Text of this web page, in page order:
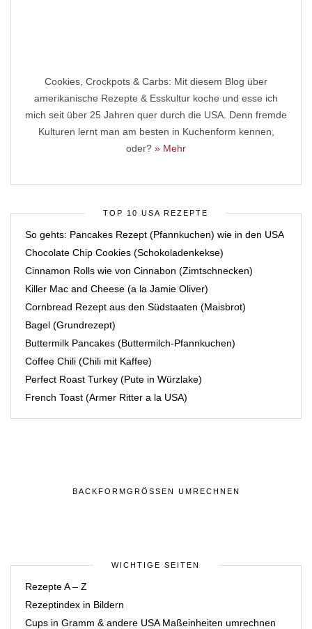
Cookies, Crockpots & Carbs: Mit diesem Blog über
amerikanische Rezepte & Esskultur koche und esse ich
mich seit über 25 Jahren quer durch die USA. Denn fremde
Kulturen lernt man am besten in Kuchenform kennen,
oder? » Mehr
TOP 10 USA REZEPTE
So gehts: Pancakes Rezept (Pfannkuchen) wie in den USA
Chocolate Chip Cookies (Schokoladenkekse)
Cinnamon Rolls wie von Cinnabon (Zimtschnecken)
Killer Mac and Cheese (a la Jamie Oliver)
Cornbread Rezept aus den Südstaaten (Maisbrot)
Bagel (Grundrezept)
Buttermilk Pancakes (Buttermilch-Pfannkuchen)
Coffee Chili (Chili mit Kaffee)
Perfect Roast Turkey (Pute in Würzlake)
French Toast (Armer Ritter a la USA)
BACKFORMGRÖSSEN UMRECHNEN
WICHTIGE SEITEN
Rezepte A – Z
Rezeptindex in Bildern
Cups in Gramm & andere USA Maßeinheiten umrechnen